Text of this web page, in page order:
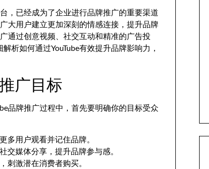
，已经成为了企业进行品牌推广的重要渠道
大用户建立更加深刻的情感连接，提升品牌
通过创意视频、社交互动和精准的广告投
析如何通过YouTube有效提升品牌影响力，
广目标
品牌推广过程中，首先要明确你的目标受众
多用户观看并记住品牌。
交媒体分享，提升品牌参与感。
刺激潜在消费者购买。